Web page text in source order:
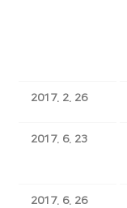
2017. 2. 26
2017. 6. 23
2017. 6. 26